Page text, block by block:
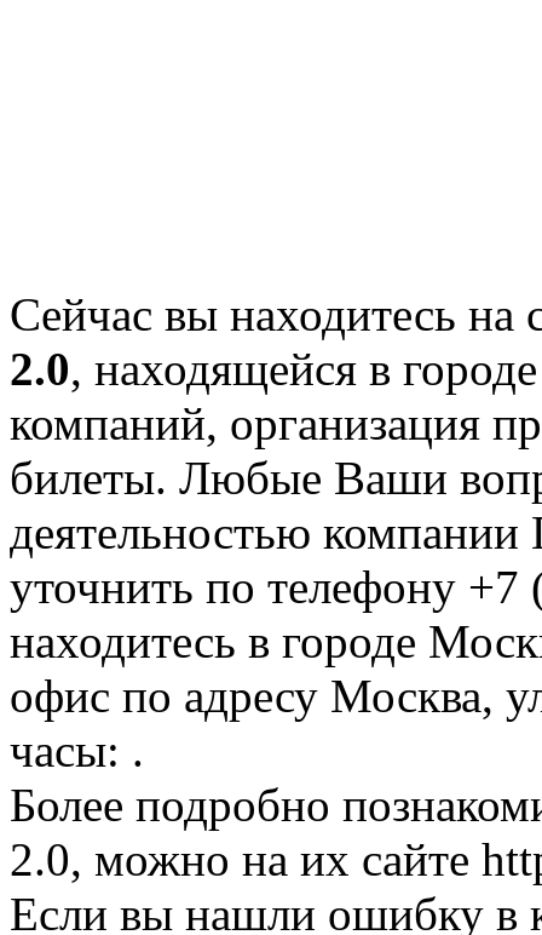
Сейчас вы находитесь на
2.0, находящейся в
компаний, организация
билеты. Любые Ваши
деятельностью
уточнить по телефону
находитесь в городе
офис по адресу Москва,
часы: .
Более подробно
2.0, можно на их сайте
Если вы нашли ошибку в